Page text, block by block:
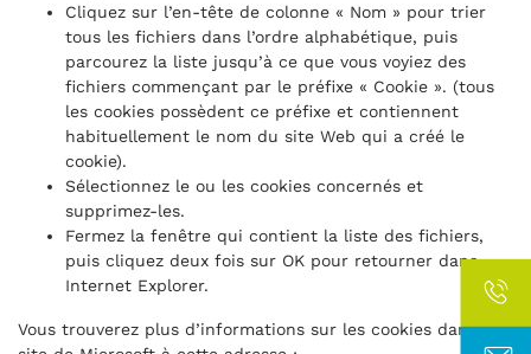
Cliquez sur l’en-tête de colonne « Nom » pour trier
tous les fichiers dans l’ordre alphabétique, puis
parcourez la liste jusqu’à ce que vous voyiez des
fichiers commençant par le préfixe « Cookie ». (tous
les cookies possèdent ce préfixe et contiennent
habituellement le nom du site Web qui a créé le
cookie).
Sélectionnez le ou les cookies concernés et
supprimez-les.
Fermez la fenêtre qui contient la liste des fichiers,
puis cliquez deux fois sur OK pour retourner dans
Internet Explorer.
Vous trouverez plus d’informations sur les cookies dans le